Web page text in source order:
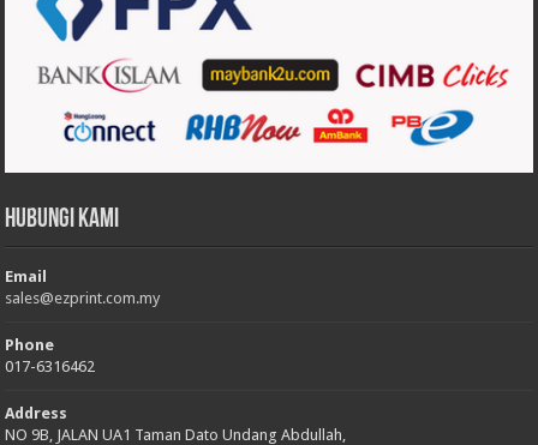
Hubungi Kami
Email
sales@ezprint.com.my
Phone
017-6316462
Address
NO 9B, JALAN UA1 Taman Dato Undang Abdullah,